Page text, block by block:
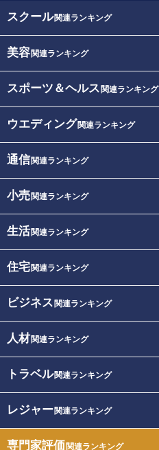
スクール関連ランキング
美容関連ランキング
スポーツ＆ヘルス 関連ランキング
ウエディング関連ランキング
通信関連ランキング
小売関連ランキング
生活関連ランキング
住宅関連ランキング
ビジネス 関連ランキング
人材関連ランキング
トラベル関連ランキング
レジャー関連ランキング
専門家評価関連ランキング